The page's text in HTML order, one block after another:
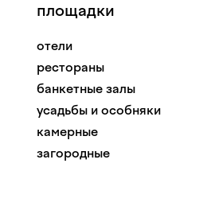
площадки
отели
рестораны
банкетные залы
усадьбы и особняки
камерные
загородные